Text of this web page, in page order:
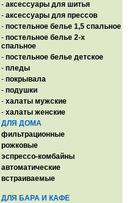
- аксессуары для шитья
- аксессуары для прессов
- постельное белье 1,5 спальное
- постельное белье 2-х
спальное
- постельное белье детское
- пледы
- покрывала
- подушки
- халаты мужские
- халаты женские
ДЛЯ ДОМА
фильтрационные
рожковые
эспрессо-комбайны
автоматические
встраиваемые
ДЛЯ БАРА И КАФЕ